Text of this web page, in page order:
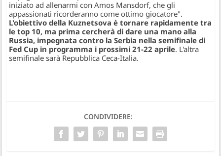
iniziato ad allenarmi con Amos Mansdorf, che gli
appassionati ricorderanno come ottimo giocatore".
L'obiettivo della Kuznetsova è tornare rapidamente tra
le top 10, ma prima cercherà di dare una mano alla
Russia, impegnata contro la Serbia nella semifinale di
Fed Cup in programma i prossimi 21-22 aprile. L'altra
semifinale sarà Repubblica Ceca-Italia.
CONDIVIDERE: